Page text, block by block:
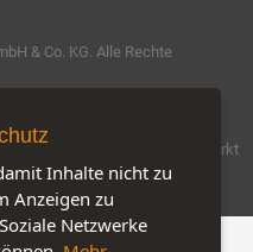
& Co. KG . Alle Rechte
Namen und
Firmen.
Software by IQ-Markt
Inhalte nicht zu
Anzeigen zu
Netzwerke